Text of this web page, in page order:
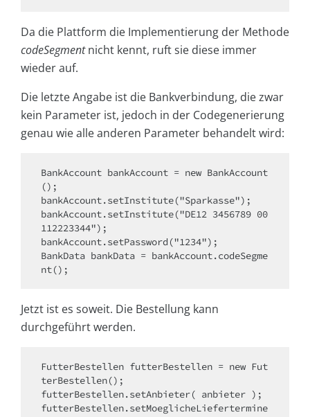
Da die Plattform die Implementierung der Methode
codeSegmentnicht kennt, ruft sie diese immer
wieder auf.
Die letzte Angabe ist die Bankverbindung, die zwar
kein Parameter ist, jedoch in der Codegenerierung
genau wie alle anderen Parameter behandelt wird:
BankAccount bankAccount = new BankAccount
();
bankAccount.setInstitute("Sparkasse");
bankAccount.setInstitute("DE12 3456789 00
112223344");
bankAccount.setPassword("1234");
BankData bankData = bankAccount.codeSegme
nt();
Jetzt ist es soweit. Die Bestellung kann
durchgeführt werden.
FutterBestellen futterBestellen = new Fut
terBestellen();
futterBestellen.setAnbieter( anbieter );
futterBestellen.setMoeglicheLiefertermine